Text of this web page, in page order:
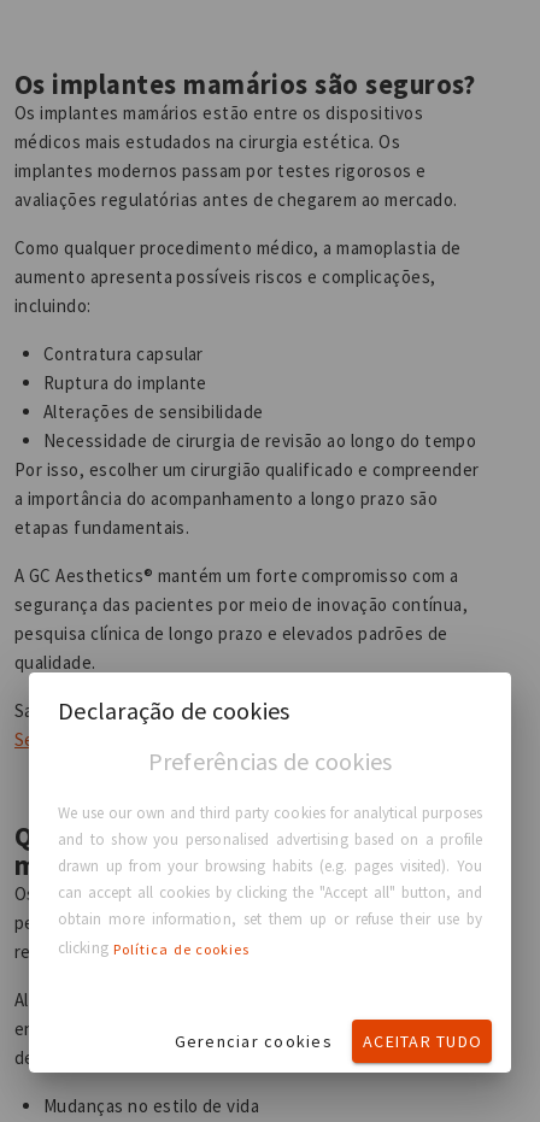
Os implantes mamários são seguros?
Os implantes mamários estão entre os dispositivos
médicos mais estudados na cirurgia estética. Os
implantes modernos passam por testes rigorosos e
avaliações regulatórias antes de chegarem ao mercado.
Como qualquer procedimento médico, a mamoplastia de
aumento apresenta possíveis riscos e complicações,
incluindo:
Contratura capsular
Ruptura do implante
Alterações de sensibilidade
Necessidade de cirurgia de revisão ao longo do tempo
Por isso, escolher um cirurgião qualificado e compreender
a importância do acompanhamento a longo prazo são
etapas fundamentais.
A GC Aesthetics® mantém um forte compromisso com a
segurança das pacientes por meio de inovação contínua,
pesquisa clínica de longo prazo e elevados padrões de
qualidade.
Saiba mais sobre o Compromisso da
Segurança e Qualidade.
Quanto tempo duram os implantes
mamários?
Os implantes mamários não são considerados dispositivos
permanentes, embora muitas pacientes tenham
resultados duradouros por muitos anos.
Algumas mulheres nunca precisarão substituí-los,
enquanto outras podem optar por uma cirurgia de revisão
devido a:
Mudanças no estilo de vida
Declaração de cookies
Preferências de cookies
We use our own and third party cookies for analytical purposes
and to show you personalised advertising based on a profile
drawn up from your browsing habits (e.g. pages visited). You
can accept all cookies by clicking the "Accept all" button, and
obtain more information, set them up or refuse their use by
clicking Política de cookies
Gerenciar cookies ACEITAR TUDO